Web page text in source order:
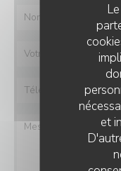
et